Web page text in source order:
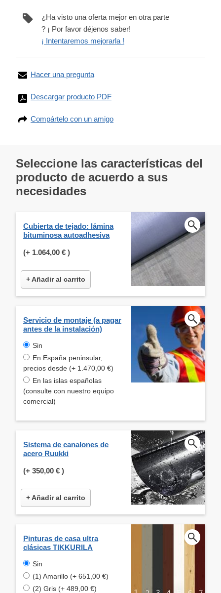
¿Ha visto una oferta mejor en otra parte
? ¡ Por favor déjenos saber!
¡ Intentaremos mejorarla !
Hacer una pregunta
Descargar producto PDF
Compártelo con un amigo
Seleccione las características del
producto de acuerdo a sus
necesidades
Cubierta de tejado: lámina
bituminosa autoadhesiva
(+ 1.064,00 € )
+ Añadir al carrito
Servicio de montaje (a pagar
antes de la instalación)
Sin
En España peninsular,
precios desde (+ 1.470,00 €)
En las islas españolas
(consulte con nuestro equipo
comercial)
Sistema de canalones de
acero Ruukki
(+ 350,00 € )
+ Añadir al carrito
Pinturas de casa ultra
clásicas TIKKURILA
Sin
(1) Amarillo (+ 651,00 €)
(2) Gris (+ 489,00 €)